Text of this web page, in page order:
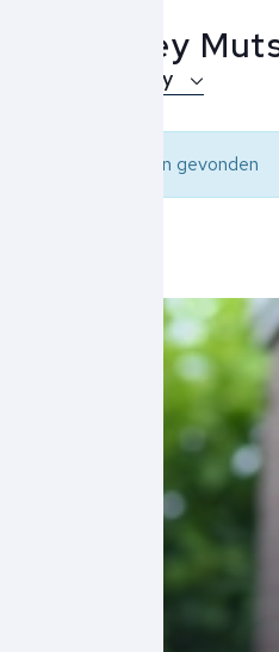
Peuterey
Over Peuterey
Geen resultaten gevonden